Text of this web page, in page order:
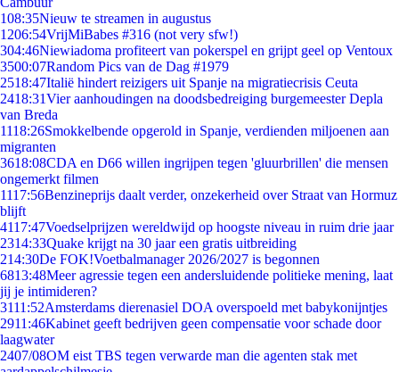
108:35Nieuw te streamen in augustus
1206:54VrijMiBabes #316 (not very sfw!)
304:46Niewiadoma profiteert van pokerspel en grijpt geel op Ventoux
3500:07Random Pics van de Dag #1979
2518:47Italië hindert reizigers uit Spanje na migratiecrisis Ceuta
2418:31Vier aanhoudingen na doodsbedreiging burgemeester Depla
van Breda
1118:26Smokkelbende opgerold in Spanje, verdienden miljoenen aan
migranten
3618:08CDA en D66 willen ingrijpen tegen 'gluurbrillen' die mensen
ongemerkt filmen
1117:56Benzineprijs daalt verder, onzekerheid over Straat van Hormuz
blijft
4117:47Voedselprijzen wereldwijd op hoogste niveau in ruim drie jaar
2314:33Quake krijgt na 30 jaar een gratis uitbreiding
214:30De FOK!Voetbalmanager 2026/2027 is begonnen
6813:48Meer agressie tegen een andersluidende politieke mening, laat
jij je intimideren?
3111:52Amsterdams dierenasiel DOA overspoeld met babykonijntjes
2911:46Kabinet geeft bedrijven geen compensatie voor schade door
laagwater
2407/08OM eist TBS tegen verwarde man die agenten stak met